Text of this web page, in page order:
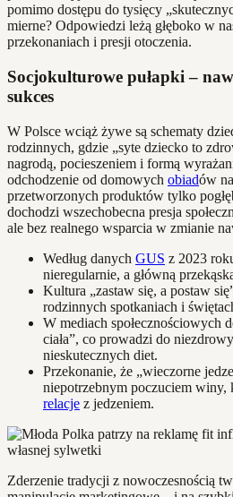
pomimo dostępu do tysięcy
mierne? Odpowiedzi leżą głęboko w
przekonaniach i presji otoczenia.
Socjokulturowe pułapki –
sukces
W Polsce wciąż żywe są schematy
rodzinnych, gdzie „syte dziecko to
nagrodą, pocieszeniem i formą
odchodzenie od domowych obiadów
przetworzonych produktów tylko
dochodzi wszechobecna presja
ale bez realnego wsparcia w zmianie
Według danych GUS z 2023
nieregularnie, a główną
Kultura „zastaw się, a postaw
rodzinnych spotkaniach i
W mediach społecznościowych
ciała”, co prowadzi do
nieskutecznych diet.
Przekonanie, że „wieczorne
niepotrzebnym poczuciem winy,
relacje z jedzeniem.
Zderzenie tradycji z nowoczesnością